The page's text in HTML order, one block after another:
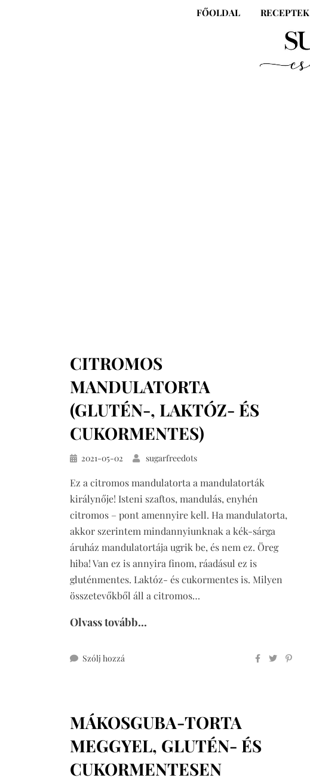
FŐOLDAL RECEPTEK
CITROMOS
MANDULATORTA
(GLUTÉN-, LAKTÓZ- ÉS
CUKORMENTES)
Közzétéve
2021-05-02 sugarfreedots
Ez a citromos mandulatorta a mandulatorták
királynője! Isteni szaftos, mandulás, enyhén
citromos – pont amennyire kell. Ha mandulatorta,
akkor szerintem mindannyiunknak a kék-sárga
áruház mandulatortája ugrik be, és nem ez. Öreg
hiba! Van ez is annyira finom, ráadásul ez is
gluténmentes. Laktóz- és cukormentes is. Milyen
összetevőkből áll a citromos…
Olvass tovább...
Szólj hozzá
laktóz-
és
cukormentes)
MÁKOSGUBA-TORTA
MEGGYEL, GLUTÉN- ÉS
CUKORMENTESEN